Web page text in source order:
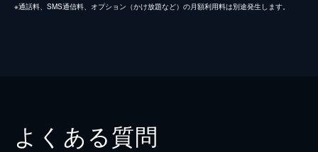
※通話料、SMS通信料、オプション（かけ放題など）の月額利用料は別途発生します。
よくある質問